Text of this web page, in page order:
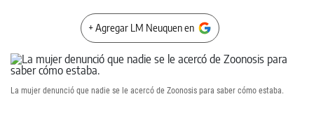
+ Agregar LM Neuquen en
La mujer denunció que nadie se le acercó de Zoonosis para saber cómo estaba.